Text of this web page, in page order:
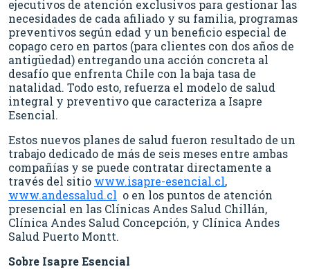
ejecutivos de atención exclusivos para gestionar las
necesidades de cada afiliado y su familia, programas
preventivos según edad y un beneficio especial de
copago cero en partos (para clientes con dos años de
antigüedad) entregando una acción concreta al
desafío que enfrenta Chile con la baja tasa de
natalidad. Todo esto, refuerza el modelo de salud
integral y preventivo que caracteriza a Isapre
Esencial.
Estos nuevos planes de salud fueron resultado de un
trabajo dedicado de más de seis meses entre ambas
compañías y se puede contratar directamente a
través del sitio www.isapre-esencial.cl,
www.andessalud.cl o en los puntos de atención
presencial en las Clínicas Andes Salud Chillán,
Clínica Andes Salud Concepción, y Clínica Andes
Salud Puerto Montt.
Sobre Isapre Esencial